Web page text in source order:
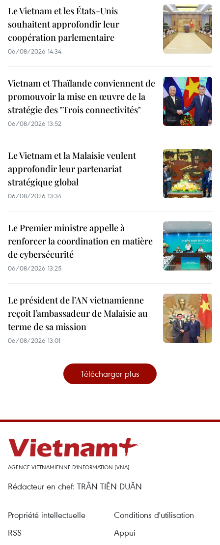
Le Vietnam et les États-Unis
souhaitent approfondir leur
coopération parlementaire
06/08/2026 14:34
Vietnam et Thaïlande conviennent de
promouvoir la mise en œuvre de la
stratégie des "Trois connectivités"
06/08/2026 13:52
Le Vietnam et la Malaisie veulent
approfondir leur partenariat
stratégique global
06/08/2026 13:34
Le Premier ministre appelle à
renforcer la coordination en matière
de cybersécurité
06/08/2026 13:25
Le président de l’AN vietnamienne
reçoit l’ambassadeur de Malaisie au
terme de sa mission
06/08/2026 13:01
Télécharger plus
AGENCE VIETNAMIENNE D'INFORMATION (VNA)
Rédacteur en chef: TRÂN TIÊN DUÂN
Propriété intellectuelle
Conditions d'utilisation
RSS
Appui